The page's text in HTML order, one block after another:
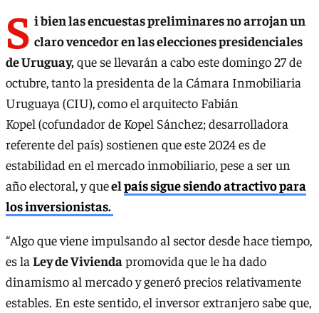
S i bien las encuestas preliminares no arrojan un
claro vencedor en las elecciones presidenciales
de Uruguay,que se llevarán a cabo este domingo 27 de
octubre, tanto la presidenta de la Cámara Inmobiliaria
Uruguaya (CIU), como el arquitecto Fabián
Kopel (cofundador de Kopel Sánchez; desarrolladora
referente del país) sostienen que este 2024 es de
estabilidad en el mercado inmobiliario, pese a ser un
año electoral, y queelpaís sigue siendo atractivo para
los inversionistas.
“Algo que viene impulsando al sector desde hace tiempo,
es la Ley de Viviendapromovida que le ha dado
dinamismo al mercado y generó precios relativamente
estables. En este sentido, el inversor extranjero sabe que,